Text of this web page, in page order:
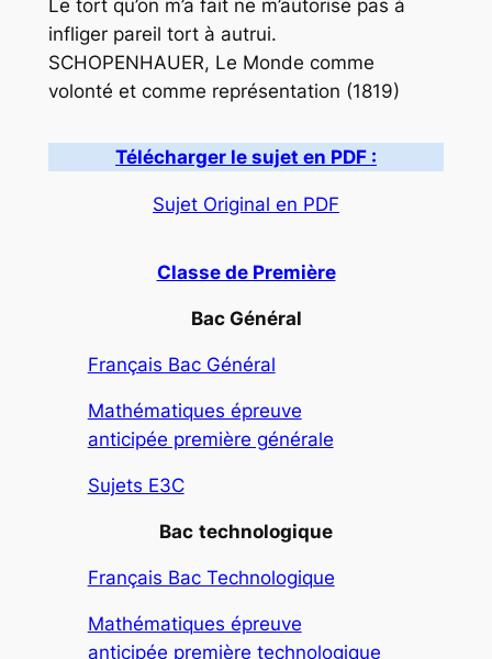
Le tort qu’on m’a fait ne m’autorise pas à
infliger pareil tort à autrui.
SCHOPENHAUER, Le Monde comme
volonté et comme représentation (1819)
Télécharger le sujet en PDF :
Sujet Original en PDF
Classe de Première
Bac Général
Français Bac Général
Mathématiques épreuve
anticipée première générale
Sujets E3C
Bac technologique
Français Bac Technologique
Mathématiques épreuve
anticipée première technologique